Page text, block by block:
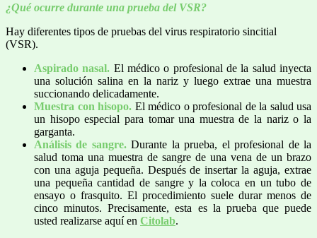
¿Qué ocurre durante una prueba del VSR?
Hay diferentes tipos de pruebas del virus respiratorio sincitial
(VSR).
Aspirado nasal. El médico o profesional de la salud inyecta
una solución salina en la nariz y luego extrae una muestra
succionando delicadamente.
Muestra con hisopo. El médico o profesional de la salud usa
un hisopo especial para tomar una muestra de la nariz o la
garganta.
Análisis de sangre.Durante la prueba, el profesional de la
salud toma una muestra de sangre de una vena de un brazo
con una aguja pequeña. Después de insertar la aguja, extrae
una pequeña cantidad de sangre y la coloca en un tubo de
ensayo o frasquito. El procedimiento suele durar menos de
cinco minutos. Precisamente, esta es la prueba que puede
usted realizarse aquí en Citolab.